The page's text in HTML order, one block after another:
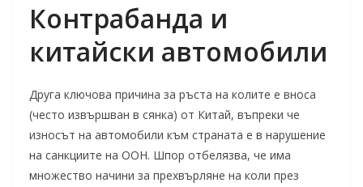
Контрабанда и
китайски автомобили
Друга ключова причина за ръста на колите е вноса
(често извършван в сянка) от Китай, въпреки че
износът на автомобили към страната е в нарушение
на санкциите на ООН. Шпор отбелязва, че има
множество начини за прехвърляне на коли през